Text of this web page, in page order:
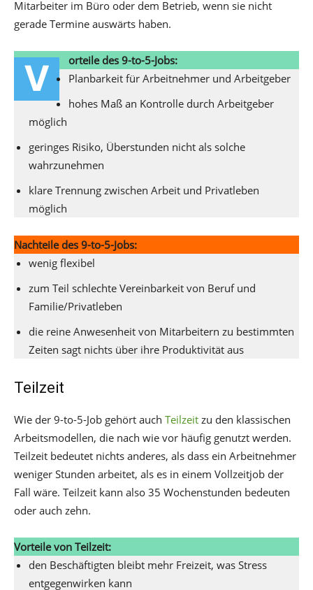
Mitarbeiter im Büro oder dem Betrieb, wenn sie nicht
gerade Termine auswärts haben.
V
orteile des 9-to-5-Jobs:
Planbarkeit für Arbeitnehmer und Arbeitgeber
hohes Maß an Kontrolle durch Arbeitgeber
möglich
geringes Risiko, Überstunden nicht als solche
wahrzunehmen
klare Trennung zwischen Arbeit und Privatleben
möglich
Nachteile des 9-to-5-Jobs:
wenig flexibel
zum Teil schlechte Vereinbarkeit von Beruf und
Familie/Privatleben
die reine Anwesenheit von Mitarbeitern zu bestimmten
Zeiten sagt nichts über ihre Produktivität aus
Teilzeit
Wie der 9-to-5-Job gehört auch Teilzeit zu den klassischen
Arbeitsmodellen, die nach wie vor häufig genutzt werden.
Teilzeit bedeutet nichts anderes, als dass ein Arbeitnehmer
weniger Stunden arbeitet, als es in einem Vollzeitjob der
Fall wäre. Teilzeit kann also 35 Wochenstunden bedeuten
oder auch zehn.
Vorteile von Teilzeit:
den Beschäftigten bleibt mehr Freizeit, was Stress
entgegenwirken kann